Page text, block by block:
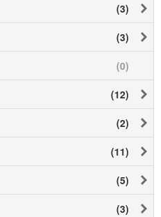
(3)
(3)
(0)
(12)
(2)
(11)
(5)
(3)